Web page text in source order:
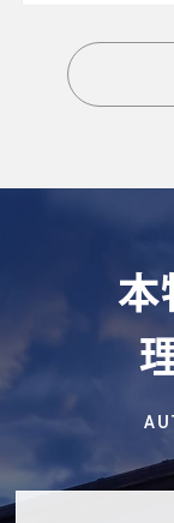
本